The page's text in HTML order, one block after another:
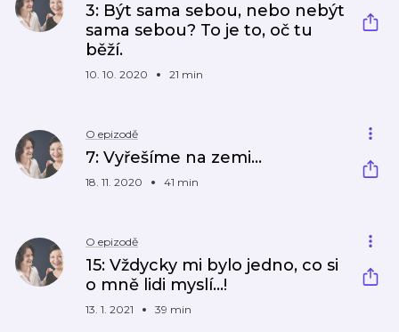
3: Být sama sebou, nebo nebýt
sama sebou? To je to, oč tu
běží.
10. 10. 2020 21 min
O epizodě
7: Vyřešíme na zemi…
18. 11. 2020 41 min
O epizodě
15: Vždycky mi bylo jedno, co si
o mně lidi myslí...!
13. 1. 2021 39 min